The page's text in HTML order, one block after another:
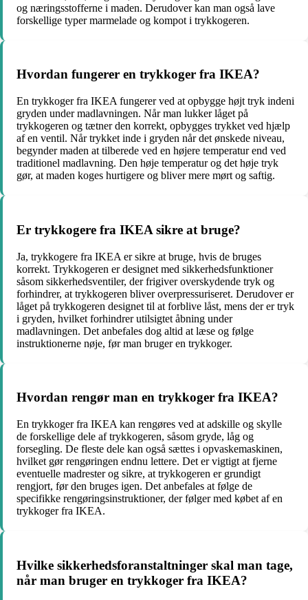
og næringsstofferne i maden. Derudover kan man også lave
forskellige typer marmelade og kompot i trykkogeren.
Hvordan fungerer en trykkoger fra IKEA?
En trykkoger fra IKEA fungerer ved at opbygge højt tryk indeni
gryden under madlavningen. Når man lukker låget på
trykkogeren og tætner den korrekt, opbygges trykket ved hjælp
af en ventil. Når trykket inde i gryden når det ønskede niveau,
begynder maden at tilberede ved en højere temperatur end ved
traditionel madlavning. Den høje temperatur og det høje tryk
gør, at maden koges hurtigere og bliver mere mørt og saftig.
Er trykkogere fra IKEA sikre at bruge?
Ja, trykkogere fra IKEA er sikre at bruge, hvis de bruges
korrekt. Trykkogeren er designet med sikkerhedsfunktioner
såsom sikkerhedsventiler, der frigiver overskydende tryk og
forhindrer, at trykkogeren bliver overpressuriseret. Derudover er
låget på trykkogeren designet til at forblive låst, mens der er tryk
i gryden, hvilket forhindrer utilsigtet åbning under
madlavningen. Det anbefales dog altid at læse og følge
instruktionerne nøje, før man bruger en trykkoger.
Hvordan rengør man en trykkoger fra IKEA?
En trykkoger fra IKEA kan rengøres ved at adskille og skylle
de forskellige dele af trykkogeren, såsom gryde, låg og
forsegling. De fleste dele kan også sættes i opvaskemaskinen,
hvilket gør rengøringen endnu lettere. Det er vigtigt at fjerne
eventuelle madrester og sikre, at trykkogeren er grundigt
rengjort, før den bruges igen. Det anbefales at følge de
specifikke rengøringsinstruktioner, der følger med købet af en
trykkoger fra IKEA.
Hvilke sikkerhedsforanstaltninger skal man tage,
når man bruger en trykkoger fra IKEA?